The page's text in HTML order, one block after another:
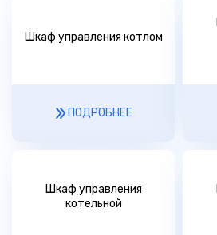
Шкаф управления котлом
ПОДРОБНЕЕ
Шкаф управления
котельной